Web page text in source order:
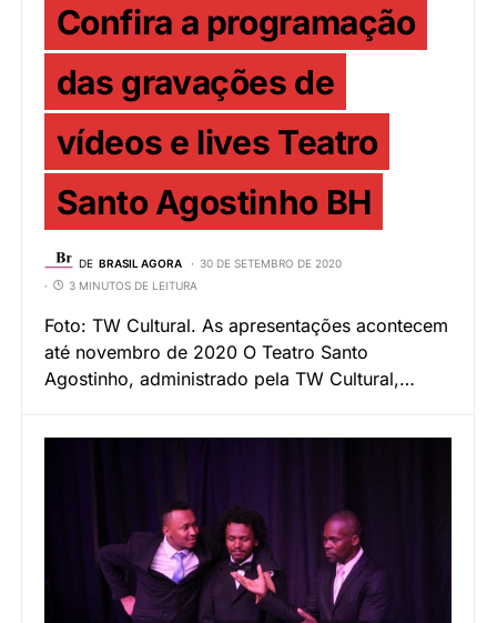
Confira a programação
das gravações de
vídeos e lives Teatro
Santo Agostinho BH
DE BRASIL AGORA
30 DE SETEMBRO DE 2020
3 MINUTOS DE LEITURA
Foto: TW Cultural. As apresentações acontecem
até novembro de 2020 O Teatro Santo
Agostinho, administrado pela TW Cultural,…